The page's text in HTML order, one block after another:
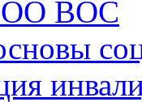
ОСБС
ОО ВОС